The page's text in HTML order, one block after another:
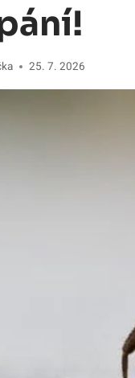
25. 7. 2026